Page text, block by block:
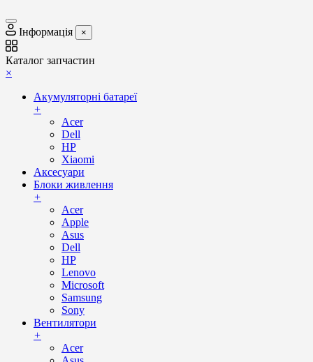
Інформація ×
Каталог запчастин
×
Акумуляторні батареї
+
Acer
Dell
HP
Xiaomi
Аксесуари
Блоки живлення
+
Acer
Apple
Asus
Dell
HP
Lenovo
Microsoft
Samsung
Sony
Вентилятори
+
Acer